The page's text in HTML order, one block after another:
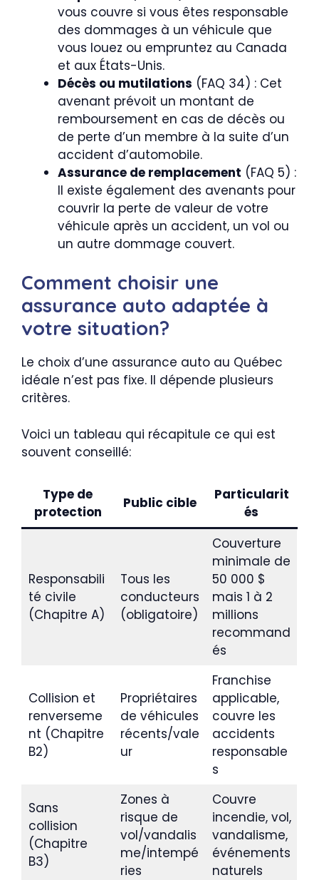
vous couvre si vous êtes responsable
des dommages à un véhicule que
vous louez ou empruntez au Canada
et aux États-Unis.
Décès ou mutilations (FAQ 34) : Cet
avenant prévoit un montant de
remboursement en cas de décès ou
de perte d’un membre à la suite d’un
accident d’automobile.
Assurance de remplacement (FAQ 5) :
Il existe également des avenants pour
couvrir la perte de valeur de votre
véhicule après un accident, un vol ou
un autre dommage couvert.
Comment choisir une
assurance auto adaptée à
votre situation?
Le choix d’une assurance auto au Québec
idéale n’est pas fixe. Il dépende plusieurs
critères.
Voici un tableau qui récapitule ce qui est
souvent conseillé:
Type de
protection
Public cible
Particularit
és
Responsabili
té civile
(Chapitre A)
Tous les
conducteurs
(obligatoire)
Couverture
minimale de
50 000 $
mais 1 à 2
millions
recommand
és
Collision et
renverseme
nt (Chapitre
B2)
Propriétaires
de véhicules
récents/vale
ur
Franchise
applicable,
couvre les
accidents
responsable
s
Sans
collision
(Chapitre
B3)
Zones à
risque de
vol/vandalis
me/intempé
ries
Couvre
incendie, vol,
vandalisme,
événements
naturels